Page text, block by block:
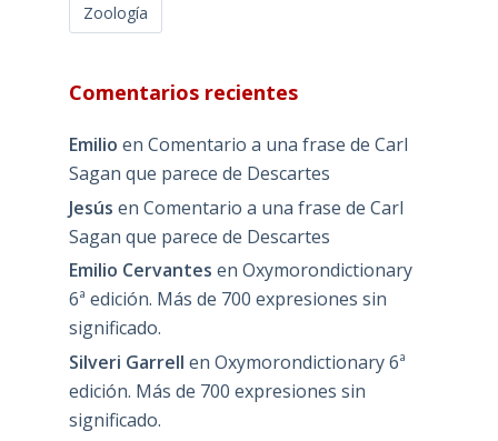
Zoología
Comentarios recientes
Emilio en Comentario a una frase de Carl
Sagan que parece de Descartes
Jesús en Comentario a una frase de Carl
Sagan que parece de Descartes
Emilio Cervantes en Oxymorondictionary
6ª edición. Más de 700 expresiones sin
significado.
Silveri Garrell en Oxymorondictionary 6ª
edición. Más de 700 expresiones sin
significado.